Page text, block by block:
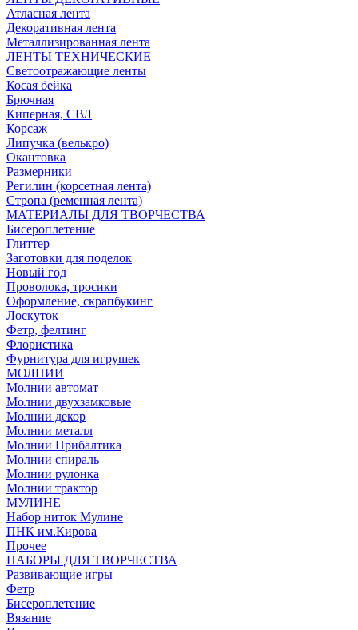
Атласная лента
Декоративная лента
Металлизированная лента
ЛЕНТЫ ТЕХНИЧЕСКИЕ
Светоотражающие ленты
Косая бейка
Брючная
Киперная, СВЛ
Корсаж
Липучка (велькро)
Окантовка
Размерники
Регилин (корсетная лента)
Стропа (ременная лента)
МАТЕРИАЛЫ ДЛЯ ТВОРЧЕСТВА
Бисероплетение
Глиттер
Заготовки для поделок
Новый год
Проволока, тросики
Оформление, скрапбукинг
Лоскуток
Фетр, фелтинг
Флористика
Фурнитура для игрушек
МОЛНИИ
Молнии автомат
Молнии двухзамковые
Молнии декор
Молнии металл
Молнии Прибалтика
Молнии спираль
Молнии рулонка
Молнии трактор
МУЛИНЕ
Набор ниток Мулине
ПНК им.Кирова
Прочее
НАБОРЫ ДЛЯ ТВОРЧЕСТВА
Развивающие игры
Фетр
Бисероплетение
Вязание